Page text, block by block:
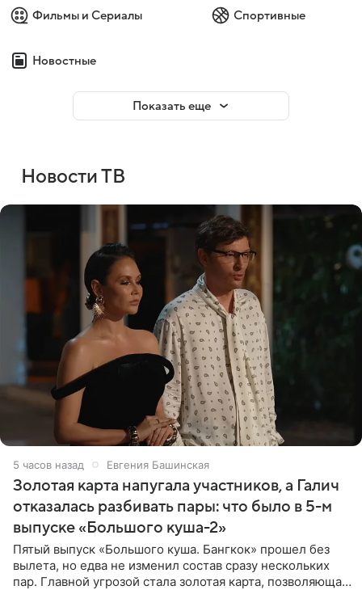
Фильмы и Сериалы Спортивные
Новостные
Показать еще
Новости ТВ
5 часов назад Евгения Башинская
Золотая карта напугала участников, а Галич
отказалась разбивать пары: что было в 5-м
выпуске «Большого куша-2»
Пятый выпуск «Большого куша. Бангкок» прошел без
вылета, но едва не изменил состав сразу нескольких
пар. Главной угрозой стала золотая карта, позволяющая